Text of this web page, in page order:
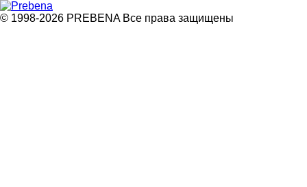
© 1998-2026 PREBENA Все права защищены